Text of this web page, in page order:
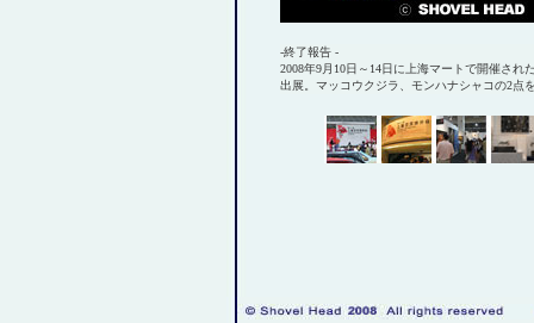
-終了報告 -
2008年9月10日～14日に上海マートで開催され
出展。マッコウクジラ、モンハナシャコの2点